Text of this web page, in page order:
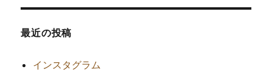
最近の投稿
インスタグラム